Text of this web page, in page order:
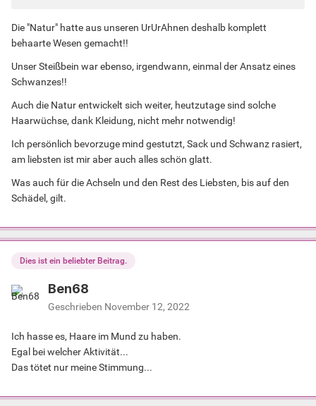
Die "Natur" hatte aus unseren UrUrAhnen deshalb komplett
behaarte Wesen gemacht!!
Unser Steißbein war ebenso, irgendwann, einmal der Ansatz eines
Schwanzes!!
Auch die Natur entwickelt sich weiter, heutzutage sind solche
Haarwüchse, dank Kleidung, nicht mehr notwendig!
Ich persönlich bevorzuge mind gestutzt, Sack und Schwanz rasiert,
am liebsten ist mir aber auch alles schön glatt.
Was auch für die Achseln und den Rest des Liebsten, bis auf den
Schädel, gilt.
Dies ist ein beliebter Beitrag.
Ben68
Geschrieben November 12, 2022
Ich hasse es, Haare im Mund zu haben.
Egal bei welcher Aktivität...
Das tötet nur meine Stimmung...